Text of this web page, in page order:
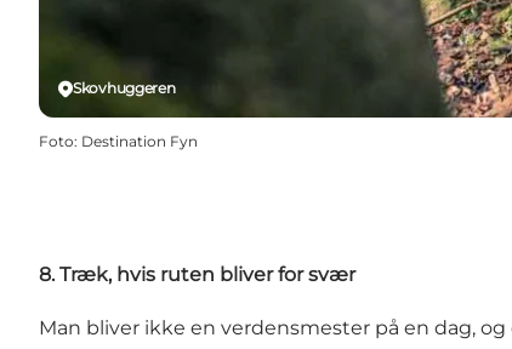
Skovhuggeren
Foto: Destination Fyn
8. Træk, hvis ruten bliver for svær
Man bliver ikke en verdensmester på en dag,